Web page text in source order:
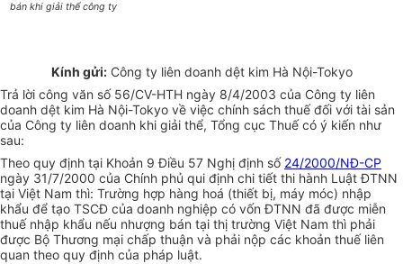
bán khi giải thể công ty
Kính gửi:Công ty liên doanh dệt kim Hà Nội-Tokyo
Trả lời công văn số 56/CV-HTH ngày 8/4/2003 của Công ty liên
doanh dệt kim Hà Nội-Tokyo về việc chính sách thuế đối với tài sản
của Công ty liên doanh khi giải thể, Tổng cục Thuế có ý kiến như
sau:
Theo quy định tại Khoản 9 Điều 57 Nghị định số 24/2000/NĐ-CP
ngày 31/7/2000 của Chính phủ qui định chi tiết thi hành Luật ĐTNN
tại Việt Nam thì: Trường hợp hàng hoá (thiết bị, máy móc) nhập
khẩu để tạo TSCĐ của doanh nghiệp có vốn ĐTNN đã được miễn
thuế nhập khẩu nếu nhượng bán tại thị trường Việt Nam thì phải
được Bộ Thương mại chấp thuận và phải nộp các khoản thuế liên
quan theo quy định của pháp luật.